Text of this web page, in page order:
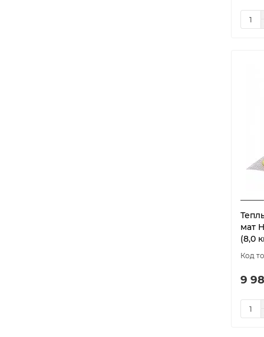
мат
(8,0
9